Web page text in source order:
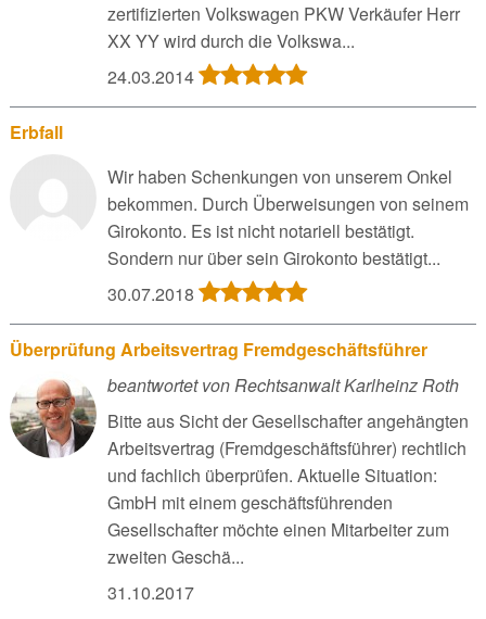
zertifizierten Volkswagen PKW Verkäufer Herr
XX YY wird durch die Volkswa...
24.03.2014
Erbfall
Wir haben Schenkungen von unserem Onkel
bekommen. Durch Überweisungen von seinem
Girokonto. Es ist nicht notariell bestätigt.
Sondern nur über sein Girokonto bestätigt...
30.07.2018
Überprüfung Arbeitsvertrag Fremdgeschäftsführer
beantwortet von Rechtsanwalt Karlheinz Roth
Bitte aus Sicht der Gesellschafter angehängten
Arbeitsvertrag (Fremdgeschäftsführer) rechtlich
und fachlich überprüfen. Aktuelle Situation:
GmbH mit einem geschäftsführenden
Gesellschafter möchte einen Mitarbeiter zum
zweiten Geschä...
31.10.2017